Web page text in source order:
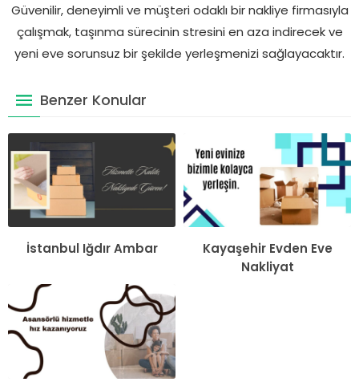
Güvenilir, deneyimli ve müşteri odaklı bir nakliye firmasıyla
çalışmak, taşınma sürecinin stresini en aza indirecek ve
yeni eve sorunsuz bir şekilde yerleşmenizi sağlayacaktır.
Benzer Konular
İstanbul Iğdır Ambar
Kayaşehir Evden Eve
Nakliyat